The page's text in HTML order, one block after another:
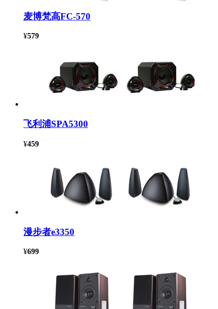
麦博梵高FC-570
¥579
飞利浦SPA5300
¥459
漫步者e3350
¥699